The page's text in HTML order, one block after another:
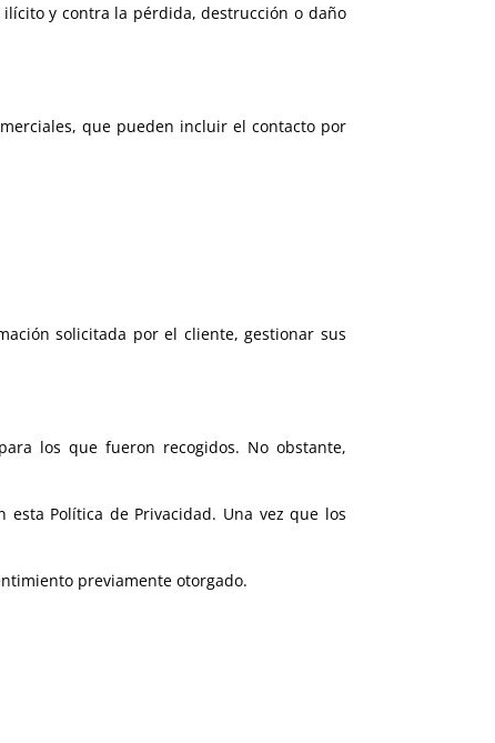
y contra la pérdida, destrucción o daño
que pueden incluir el contacto por
solicitada por el cliente, gestionar sus
los que fueron recogidos. No obstante,
Política de Privacidad. Una vez que los
previamente otorgado.